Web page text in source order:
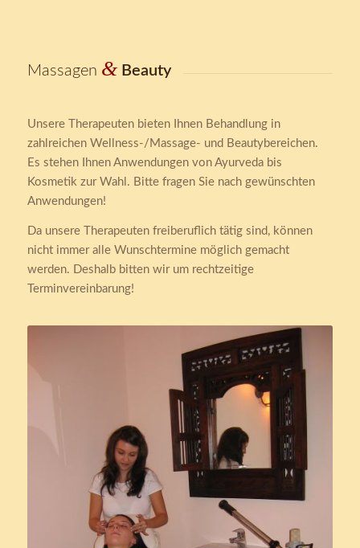
Massagen & Beauty
Unsere Therapeuten bieten Ihnen Behandlung in
zahlreichen Wellness-/Massage- und Beautybereichen.
Es stehen Ihnen Anwendungen von Ayurveda bis
Kosmetik zur Wahl. Bitte fragen Sie nach gewünschten
Anwendungen!
Da unsere Therapeuten freiberuflich tätig sind, können
nicht immer alle Wunschtermine möglich gemacht
werden. Deshalb bitten wir um rechtzeitige
Terminvereinbarung!